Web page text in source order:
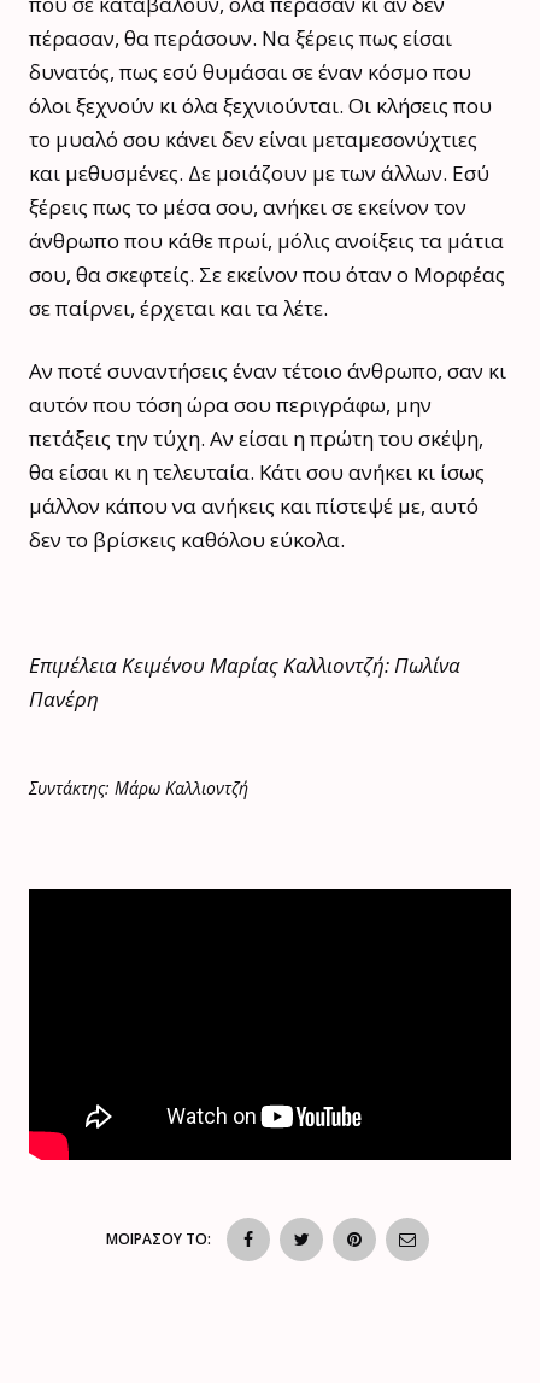
πέρασαν, θα περάσουν. Να ξέρεις πως είσαι
δυνατός, πως εσύ θυμάσαι σε έναν κόσμο που
όλοι ξεχνούν κι όλα ξεχνιούνται. Οι κλήσεις που
το μυαλό σου κάνει δεν είναι μεταμεσονύχτιες
και μεθυσμένες. Δε μοιάζουν με των άλλων. Εσύ
ξέρεις πως το μέσα σου, ανήκει σε εκείνον τον
άνθρωπο που κάθε πρωί, μόλις ανοίξεις τα μάτια
σου, θα σκεφτείς. Σε εκείνον που όταν ο Μορφέας
σε παίρνει, έρχεται και τα λέτε.
Αν ποτέ συναντήσεις έναν τέτοιο άνθρωπο, σαν κι
αυτόν που τόση ώρα σου περιγράφω, μην
πετάξεις την τύχη. Αν είσαι η πρώτη του σκέψη,
θα είσαι κι η τελευταία. Κάτι σου ανήκει κι ίσως
μάλλον κάπου να ανήκεις και πίστεψέ με, αυτό
δεν το βρίσκεις καθόλου εύκολα.
Επιμέλεια Κειμένου Μαρίας Καλλιοντζή: Πωλίνα
Πανέρη
Συντάκτης: Μάρω Καλλιοντζή
ΜΟΙΡΑΣΟΥ ΤΟ: